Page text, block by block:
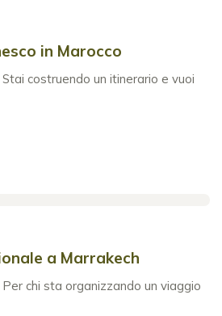
in Marocco
costruendo un itinerario e vuoi
a Marrakech
chi sta organizzando un viaggio